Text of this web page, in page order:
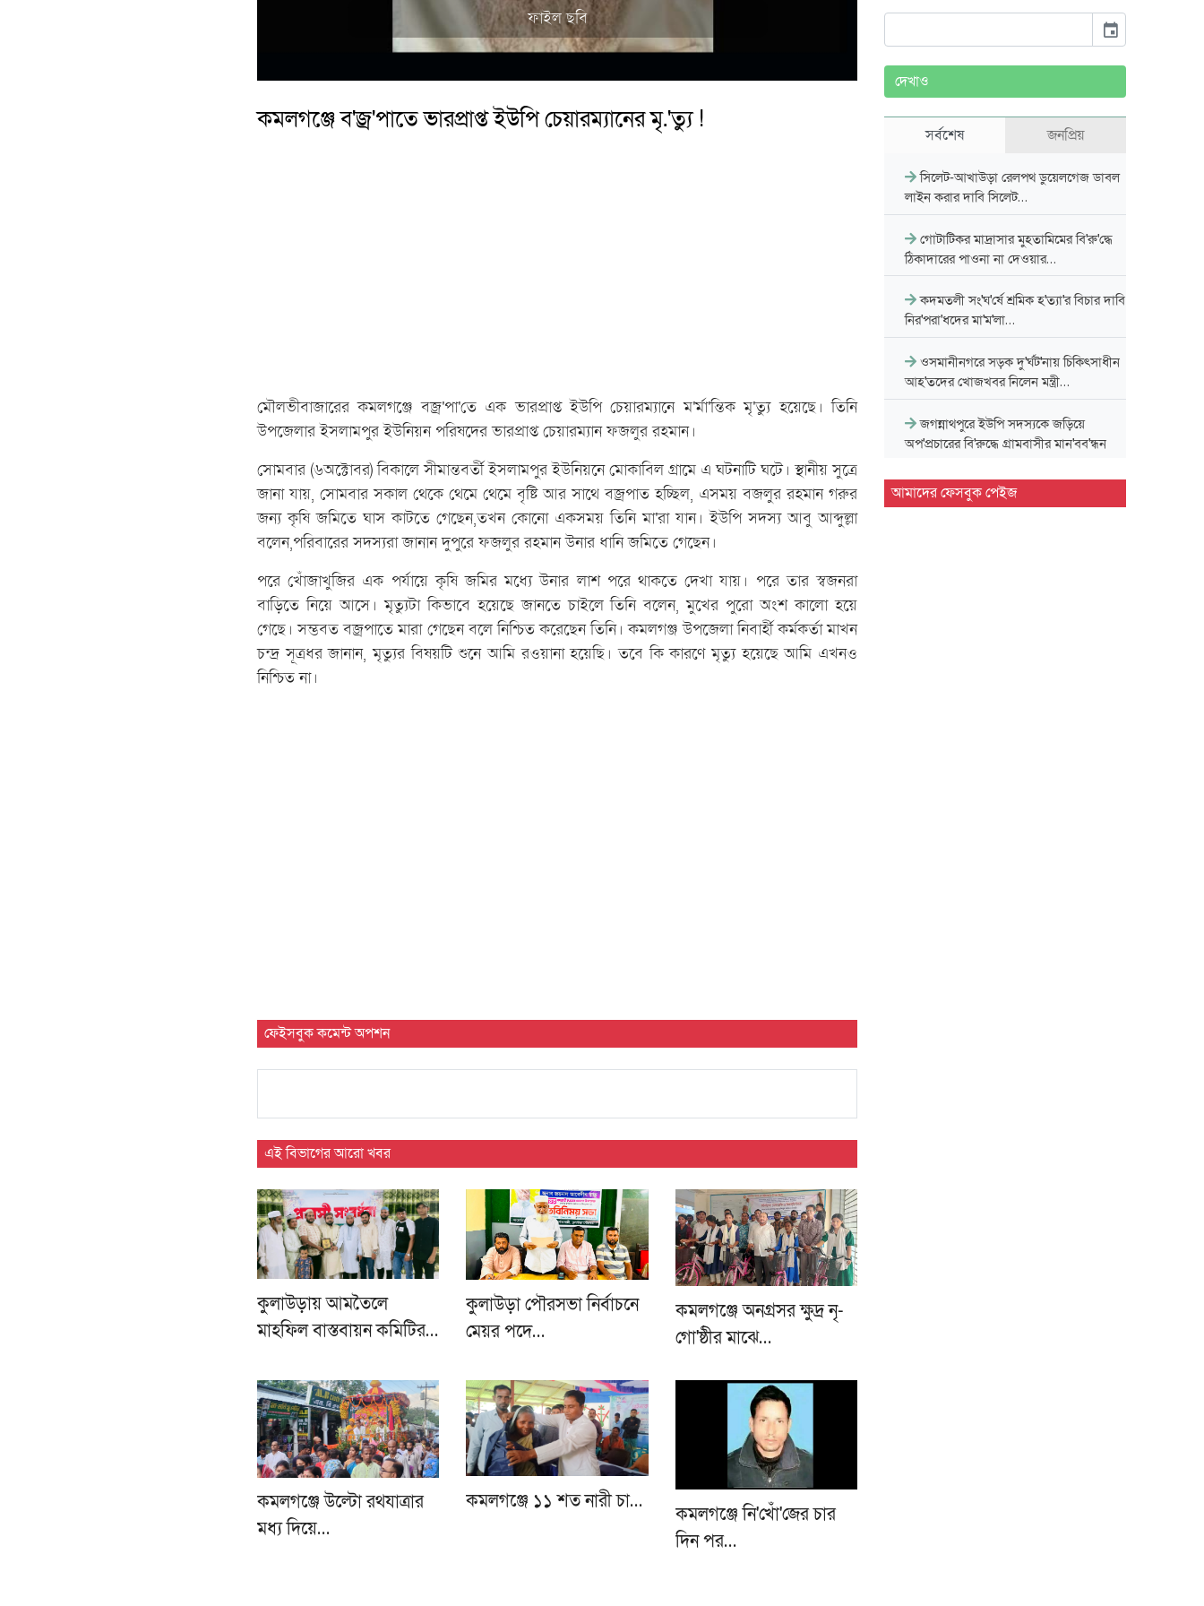
ফাইল ছবি
কমলগঞ্জে ব'জ্র'পাতে ভারপ্রাপ্ত ইউপি চেয়ারম্যানের মৃ.'ত্যু !
মৌলভীবাজারের কমলগঞ্জে বজ্র'পা'তে এক ভারপ্রাপ্ত ইউপি চেয়ারম্যানে ম'র্মা'ন্তিক মৃ'ত্যু হয়েছে। তিনি
উপজেলার ইসলামপুর ইউনিয়ন পরিষদের ভারপ্রাপ্ত চেয়ারম্যান ফজলুর রহমান।
সোমবার (৬অক্টোবর) বিকালে সীমান্তবর্তী ইসলামপুর ইউনিয়নে মোকাবিল গ্রামে এ ঘটনাটি ঘটে। স্থানীয় সুত্রে
জানা যায়, সোমবার সকাল থেকে থেমে থেমে বৃষ্টি আর সাথে বজ্রপাত হচ্ছিল, এসময় বজলুর রহমান গরুর
জন্য কৃষি জমিতে ঘাস কাটতে গেছেন,তখন কোনো একসময় তিনি মা'রা যান। ইউপি সদস্য আবু আব্দুল্লা
বলেন,পরিবারের সদস্যরা জানান দুপুরে ফজলুর রহমান উনার ধানি জমিতে গেছেন।
পরে খোঁজাখুজির এক পর্যায়ে কৃষি জমির মধ্যে উনার লাশ পরে থাকতে দেখা যায়। পরে তার স্বজনরা
বাড়িতে নিয়ে আসে। মৃত্যুটা কিভাবে হয়েছে জানতে চাইলে তিনি বলেন, মুখের পুরো অংশ কালো হয়ে
গেছে। সম্ভবত বজ্রপাতে মারা গেছেন বলে নিশ্চিত করেছেন তিনি। কমলগঞ্জ উপজেলা নিবার্হী কর্মকর্তা মাখন
চন্দ্র সূত্রধর জানান, মৃত্যুর বিষয়টি শুনে আমি রওয়ানা হয়েছি। তবে কি কারণে মৃত্যু হয়েছে আমি এখনও
নিশ্চিত না।
ফেইসবুক কমেন্ট অপশন
এই বিভাগের আরো খবর
কুলাউড়ায় আমতৈলে
মাহফিল বাস্তবায়ন কমিটির…
কুলাউড়া পৌরসভা নির্বাচনে
মেয়র পদে…
কমলগঞ্জে অনগ্রসর ক্ষুদ্র নৃ-
গো'ষ্ঠীর মাঝে…
কমলগঞ্জে উল্টো রথযাত্রার
মধ্য দিয়ে…
কমলগঞ্জে ১১ শত নারী চা…
কমলগঞ্জে নি'খোঁ'জের চার
দিন পর…
event
দেখাও
সর্বশেষ জনপ্রিয়
সিলেট-আখাউড়া রেলপথ ডুয়েলগেজ ডাবল
লাইন করার দাবি সিলেট…
গোটাটিকর মাদ্রাসার মুহতামিমের বি'রু'দ্ধে
ঠিকাদারের পাওনা না দেওয়ার…
কদমতলী সং'ঘ'র্ষে শ্রমিক হ'ত্যা'র বিচার দাবি
নির'পরা'ধদের মা'ম'লা…
ওসমানীনগরে সড়ক দু'র্ঘট'নায় চিকিৎসাধীন
আহ'তদের খোজখবর নিলেন মন্ত্রী…
জগন্নাথপুরে ইউপি সদস্যকে জড়িয়ে
অপ'প্রচারের বি'রুদ্ধে গ্রামবাসীর মান'বব'ন্ধন
সিলেট বিভাগীয় সরকারি গণগ্রন্থাগারের
জুলাই গণঅভ্যুত্থান দিবস পালন…
আমাদের ফেসবুক পেইজ